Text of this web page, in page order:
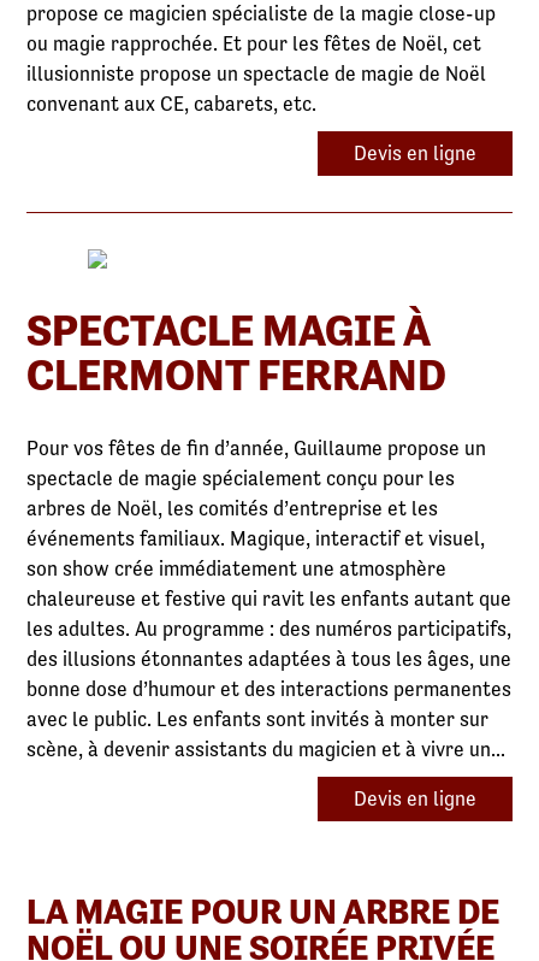
propose ce magicien spécialiste de la magie close-up
ou magie rapprochée. Et pour les fêtes de Noël, cet
illusionniste propose un spectacle de magie de Noël
convenant aux CE, cabarets, etc.
Devis en ligne
SPECTACLE MAGIE À
CLERMONT FERRAND
Pour vos fêtes de fin d’année, Guillaume propose un
spectacle de magie spécialement conçu pour les
arbres de Noël, les comités d’entreprise et les
événements familiaux. Magique, interactif et visuel,
son show crée immédiatement une atmosphère
chaleureuse et festive qui ravit les enfants autant que
les adultes. Au programme : des numéros participatifs,
des illusions étonnantes adaptées à tous les âges, une
bonne dose d’humour et des interactions permanentes
avec le public. Les enfants sont invités à monter sur
scène, à devenir assistants du magicien et à vivre un...
Devis en ligne
LA MAGIE POUR UN ARBRE DE
NOËL OU UNE SOIRÉE PRIVÉE